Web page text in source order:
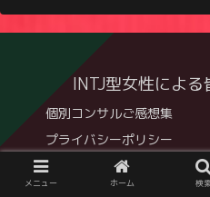
INTJ型女性によ
個別コンサルご感想集
プライバシーポリシー
© 2020 INTJ型女性に
メニュー ホーム 検